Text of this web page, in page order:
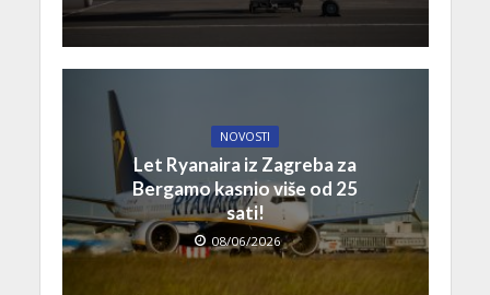
NOVOSTI
Let Ryanaira iz Zagreba za
Bergamo kasnio više od 25
sati!
08/06/2026